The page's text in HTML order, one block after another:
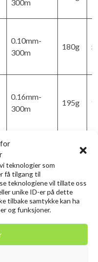
for
teknologier som
få tilgang til
teknologiene vil tillate oss
unike ID-er på dette
tilbake samtykke kan ha
og funksjoner.
300m
0.10mm-
300m
180g
0.16mm-
300m
195g
200m
0.18mm-